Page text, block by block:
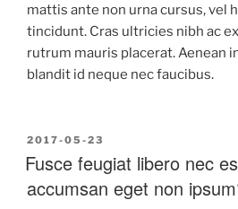
mattis ante non urna cursus, vel
tincidunt. Cras ultricies nibh ac
rutrum mauris placerat. Aenean
blandit id neque nec faucibus.
2017-05-23
Fusce feugiat libero nec
accumsan eget non